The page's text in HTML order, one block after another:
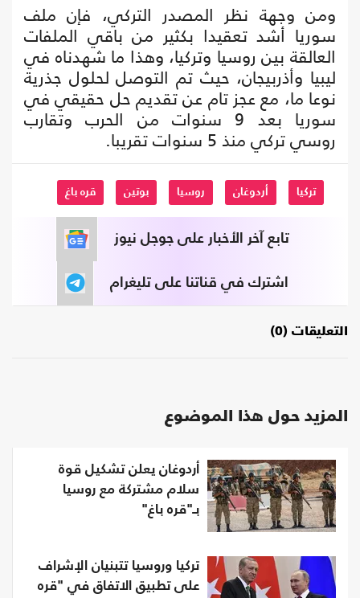
ومن وجهة نظر المصدر التركي، فإن ملف
سوريا أشد تعقيدا بكثير من باقي الملفات
العالقة بين روسيا وتركيا، وهذا ما شهدناه في
ليبيا وأذربيجان، حيث تم التوصل لحلول جذرية
نوعا ما، مع عجز تام عن تقديم حل حقيقي في
سوريا بعد 9 سنوات من الحرب وتقارب
روسي تركي منذ 5 سنوات تقريبا.
تركيا أردوغان روسيا بوتين قره باغ
تابع آخر الأخبار على جوجل نيوز
اشترك في قناتنا على تليغرام
التعليقات (0)
المزيد حول هذا الموضوع
أردوغان يعلن تشكيل قوة
سلام مشتركة مع روسيا
بـ"قره باغ"
تركيا وروسيا تتبنيان الإشراف
على تطبيق الاتفاق في "قره